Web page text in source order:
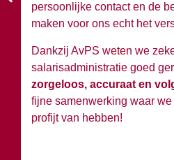
persoonlijke contact en de
maken voor ons echt het
Dankzij AvPS weten we
salarisadministratie goed
zorgeloos, accuraat en
fijne samenwerking waar
profijt van hebben!